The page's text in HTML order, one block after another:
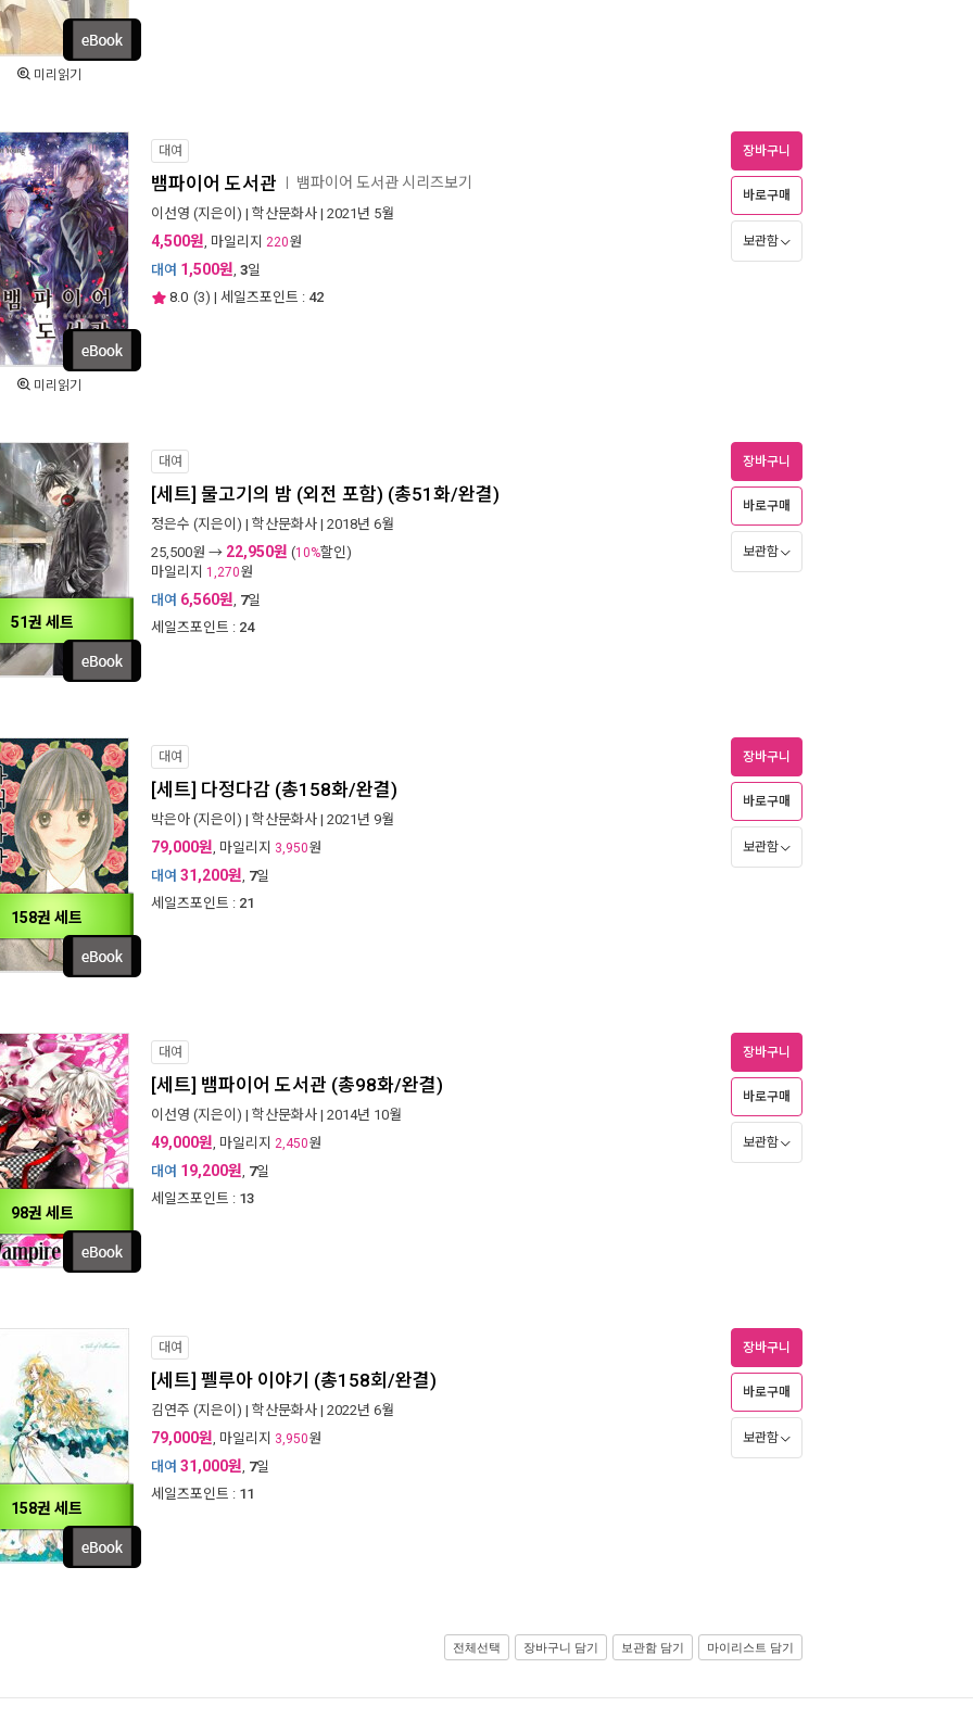
미리읽기
미리읽기
대여
뱀파이어 도서관 뱀파이어 도서관 시리즈보기
이선영 (지은이) | 학산문화사 | 2021년 5월
4,500원, 마일리지 220원
대여 1,500원, 3일
8.0 (3) | 세일즈포인트 : 42
장바구니
바로구매
보관함
51권 세트
대여
[세트] 물고기의 밤 (외전 포함) (총51화/완결)
정은수 (지은이) | 학산문화사 | 2018년 6월
25,500원 → 22,950원 (10%할인)
마일리지 1,270원
대여 6,560원, 7일
세일즈포인트 : 24
장바구니
바로구매
보관함
158권 세트
대여
[세트] 다정다감 (총158화/완결)
박은아 (지은이) | 학산문화사 | 2021년 9월
79,000원, 마일리지 3,950원
대여 31,200원, 7일
세일즈포인트 : 21
장바구니
바로구매
보관함
98권 세트
대여
[세트] 뱀파이어 도서관 (총98화/완결)
이선영 (지은이) | 학산문화사 | 2014년 10월
49,000원, 마일리지 2,450원
대여 19,200원, 7일
세일즈포인트 : 13
장바구니
바로구매
보관함
158권 세트
대여
[세트] 펠루아 이야기 (총158회/완결)
김연주 (지은이) | 학산문화사 | 2022년 6월
79,000원, 마일리지 3,950원
대여 31,000원, 7일
세일즈포인트 : 11
장바구니
바로구매
보관함
전체선택 장바구니 담기 보관함 담기 마이리스트 담기